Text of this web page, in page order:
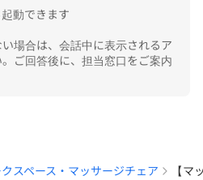
動できます
場合は、会話中に表示されるア
ご回答後に、担当窓口をご案内
スペース・マッサージチェア 【